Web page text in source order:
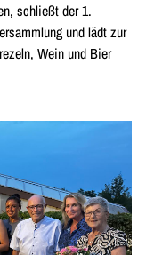
schließt der 1.
und lädt zur
Wein und Bier